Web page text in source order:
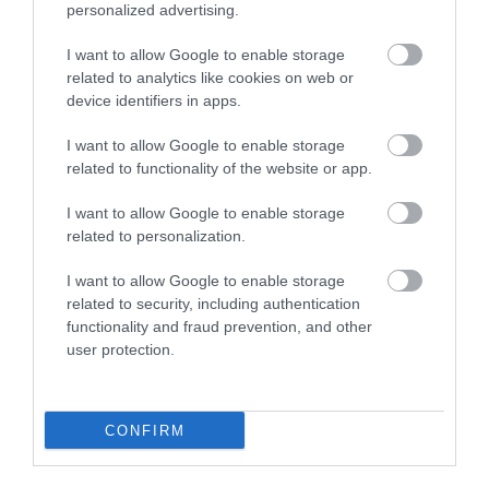
personalized advertising.
I want to allow Google to enable storage
related to analytics like cookies on web or
device identifiers in apps.
I want to allow Google to enable storage
related to functionality of the website or app.
I want to allow Google to enable storage
related to personalization.
I want to allow Google to enable storage
related to security, including authentication
functionality and fraud prevention, and other
user protection.
CONFIRM
VISSZA A FŐOLDALRA
Legfrissebb híreink
TÍZ ÉVE NEM VOLT ILYEN ALACSONY AZ